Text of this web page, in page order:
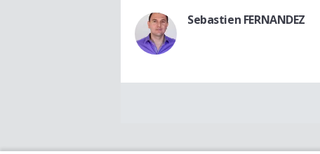
Sebastien FERNANDEZ